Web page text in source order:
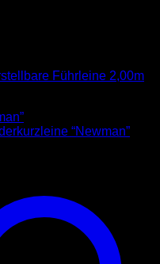
Führleine 2,00m